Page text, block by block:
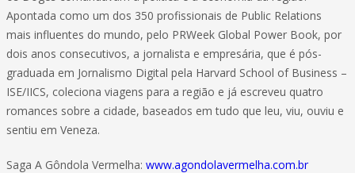
Apontada como um dos 350 profissionais de Public Relations
mais influentes do mundo, pelo PRWeek Global Power Book, por
dois anos consecutivos, a jornalista e empresária, que é pós-
graduada em Jornalismo Digital pela Harvard School of Business –
ISE/IICS, coleciona viagens para a região e já escreveu quatro
romances sobre a cidade, baseados em tudo que leu, viu, ouviu e
sentiu em Veneza.
Saga A Gôndola Vermelha: www.agondolavermelha.com.br